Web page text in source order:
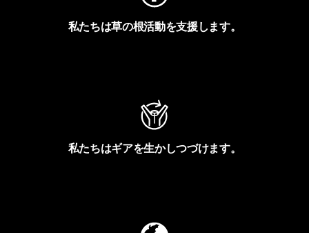
私たちは草の根活動を支援します。
私たちはギアを生かしつづけます。